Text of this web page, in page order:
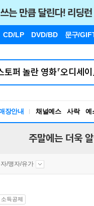
CD/LP DVD/BD 문구/
장안내 채널예스 사락 예
주말에는 더욱
/맹자/유가
소득공제